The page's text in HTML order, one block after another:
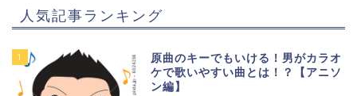
人気記事ランキング
1
原曲のキーでもいける！男がカラオ
ケで歌いやすい曲とは！？【アニソ
ン編】